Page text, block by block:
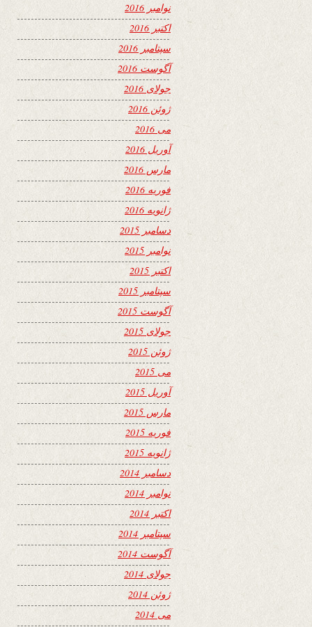
نوامبر 2016
اکتبر 2016
سپتامبر 2016
آگوست 2016
جولای 2016
ژوئن 2016
می 2016
آوریل 2016
مارس 2016
فوریه 2016
ژانویه 2016
دسامبر 2015
نوامبر 2015
اکتبر 2015
سپتامبر 2015
آگوست 2015
جولای 2015
ژوئن 2015
می 2015
آوریل 2015
مارس 2015
فوریه 2015
ژانویه 2015
دسامبر 2014
نوامبر 2014
اکتبر 2014
سپتامبر 2014
آگوست 2014
جولای 2014
ژوئن 2014
می 2014